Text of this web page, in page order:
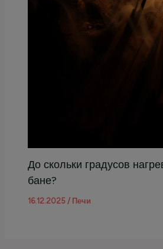
До скольки градусов
бане?
16.12.2025 / Печи